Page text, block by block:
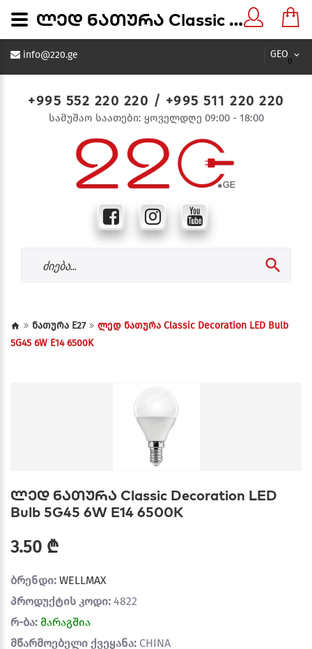
GEO
0
info@220.ge
+995 552 220 220 / +995 511 220 220
სამუშაო საათები: ყოველდღე 09:00 - 18:00
ნათურა E27
ლედ ნათურა Classic Decoration LED Bulb
5G45 6W E14 6500K
ლედ ნათურა Classic Decoration LED
Bulb 5G45 6W E14 6500K
3.50 ₾
ბრენდი: WELLMAX
პროდუქტის კოდი: 4822
რ-ბა: მარაგშია
მწარმოებელი ქვეყანა: CHINA
ლედ ნათურა Classic Decoration LED Bulb 5G45 6W E14 6500K - 220.ge